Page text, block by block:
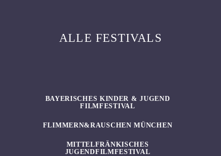
ALLE FESTIVALS
BAYERISCHES KINDER & JUGEND
FILMFESTIVAL
FLIMMERN&RAUSCHEN MÜNCHEN
MITTELFRÄNKISCHES
JUGENDFILMFESTIVAL